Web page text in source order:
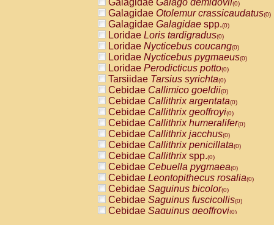
Galagidae Galago demidovii(0)
Galagidae Otolemur crassicaudatus(0)
Galagidae Galagidae spp.(0)
Loridae Loris tardigradus(0)
Loridae Nycticebus coucang(0)
Loridae Nycticebus pygmaeus(0)
Loridae Perodicticus potto(0)
Tarsiidae Tarsius syrichta(0)
Cebidae Callimico goeldii(0)
Cebidae Callithrix argentata(0)
Cebidae Callithrix geoffroyi(0)
Cebidae Callithrix humeralifer(0)
Cebidae Callithrix jacchus(0)
Cebidae Callithrix penicillata(0)
Cebidae Callithrixspp.(0)
Cebidae Cebuella pygmaea(0)
Cebidae Leontopithecus rosalia(0)
Cebidae Saguinus bicolor(0)
Cebidae Saguinus fuscicollis(0)
Cebidae Saguinus geoffroyi(0)